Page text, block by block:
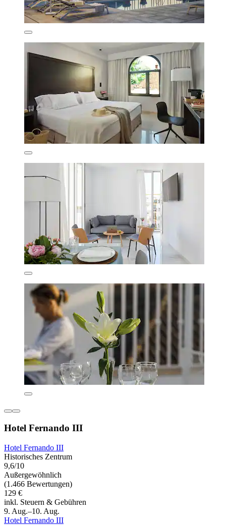
Hotel Fernando III
Hotel Fernando III
Historisches Zentrum
9,6/10
Außergewöhnlich
(1.466 Bewertungen)
129 €
inkl. Steuern & Gebühren
9. Aug.–10. Aug.
Hotel Fernando III